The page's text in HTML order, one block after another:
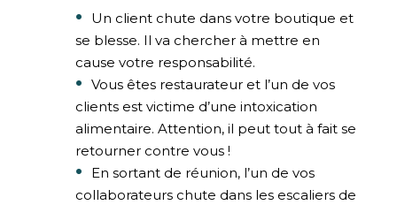
Un client chute dans votre boutique et
se blesse. Il va chercher à mettre en
cause votre responsabilité.
Vous êtes restaurateur et l’un de vos
clients est victime d’une intoxication
alimentaire. Attention, il peut tout à fait se
retourner contre vous !
En sortant de réunion, l’un de vos
collaborateurs chute dans les escaliers de